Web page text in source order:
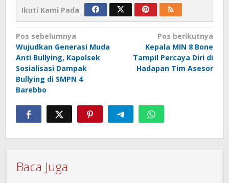
Ikuti Kami Pada
Navigasi
pos
Pos sebelumnya
Wujudkan Generasi Muda
Anti Bullying, Kapolsek
Sosialisasi Dampak
Bullying di SMPN 4
Barebbo
Pos berikutnya
Kepala MIN 8 Bone
Tampil Percaya Diri di
Hadapan Tim Asesor
Baca Juga